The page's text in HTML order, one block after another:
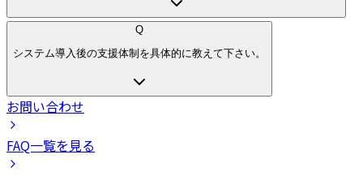
Q
システム導入後の支援体制を具体的に教えて下さい。
お問い合わせ
FAQ一覧を見る